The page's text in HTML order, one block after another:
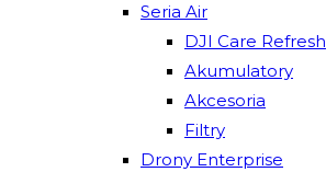
Seria Air
DJI Care Refresh
Akumulatory
Akcesoria
Filtry
Drony Enterprise